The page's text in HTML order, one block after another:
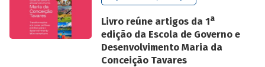
Livro reúne artigos da 1a
edição da Escola de Governo e
Desenvolvimento Maria da
Conceição Tavares